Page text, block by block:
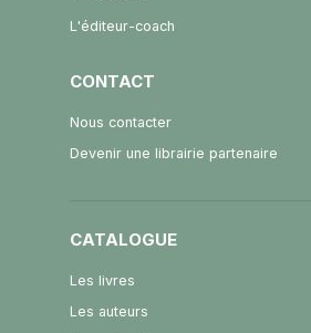
L'éditeur-coach
CONTACT
Nous contacter
Devenir une librairie partenaire
CATALOGUE
Les livres
Les auteurs